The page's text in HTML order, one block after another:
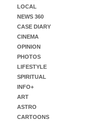
LOCAL
NEWS 360
CASE DIARY
CINEMA
OPINION
PHOTOS
LIFESTYLE
SPIRITUAL
INFO+
ART
ASTRO
CARTOONS